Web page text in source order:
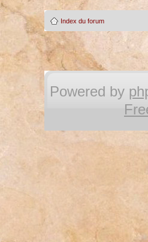
Index du forum
Powered by